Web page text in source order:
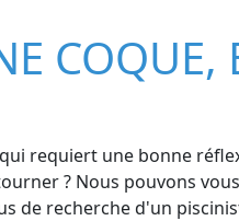
COQUE,
requiert une bonne
? Nous pouvons
de recherche d'un